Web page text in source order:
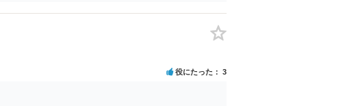
理人弁護士に委任するかも疑わしいのですが）も住
していくしかないように思えます。 以上、ご参考ま
役にたった 3